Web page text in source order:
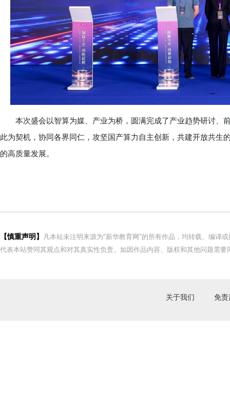
本次盛会以智算为媒、产业为桥，圆满完成了产业趋势研讨、
此为契机，协同各界同仁，攻坚国产算力自主创新，共建开放共生
的高质量发展。
【慎重声明】
凡本站未注明来源为"新华教育网"的所有作品，均转载、编译
代表本站赞同其观点和对其真实性负责。如因作品内容、版权和其他问题需
关于我们 免责